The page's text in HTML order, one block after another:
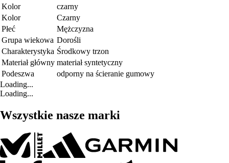
Kolor
czarny
Kolor
Czarny
Płeć
Mężczyzna
Grupa wiekowa Dorośli
Charakterystyka Środkowy trzon
Materiał główny materiał syntetyczny
Podeszwa
odporny na ścieranie gumowy
Loading...
Loading...
Wszystkie nasze marki